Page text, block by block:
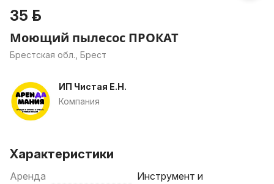
35 р.
Моющий пылесос ПРОКАТ
Брестская обл., Брест
ИП Чистая Е.Н.
Компания
Характеристики
Аренда
Инструмент и